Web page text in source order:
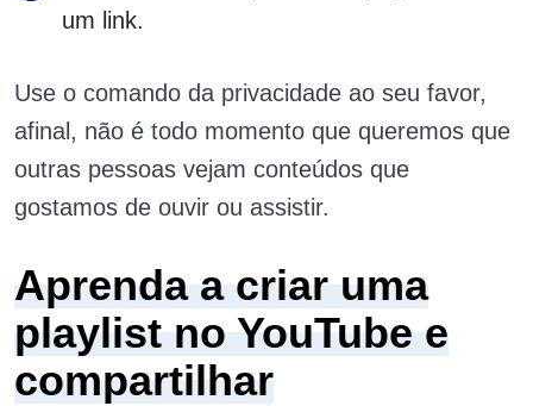
um link.
Use o comando da privacidade ao seu favor,
afinal, não é todo momento que queremos que
outras pessoas vejam conteúdos que
gostamos de ouvir ou assistir.
Aprenda a criar uma
playlist no YouTube e
compartilhar